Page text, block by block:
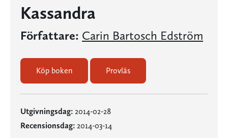
Kassandra
Författare: Carin Bartosch Edström
Köp boken Provläs
Utgivningsdag: 2014-02-28
Recensionsdag: 2014-03-14